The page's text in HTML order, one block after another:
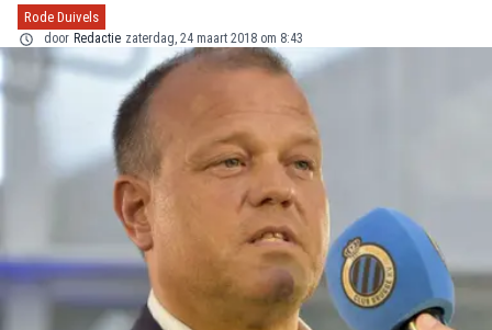
Rode Duivels
door Redactie zaterdag, 24 maart 2018 om 8:43